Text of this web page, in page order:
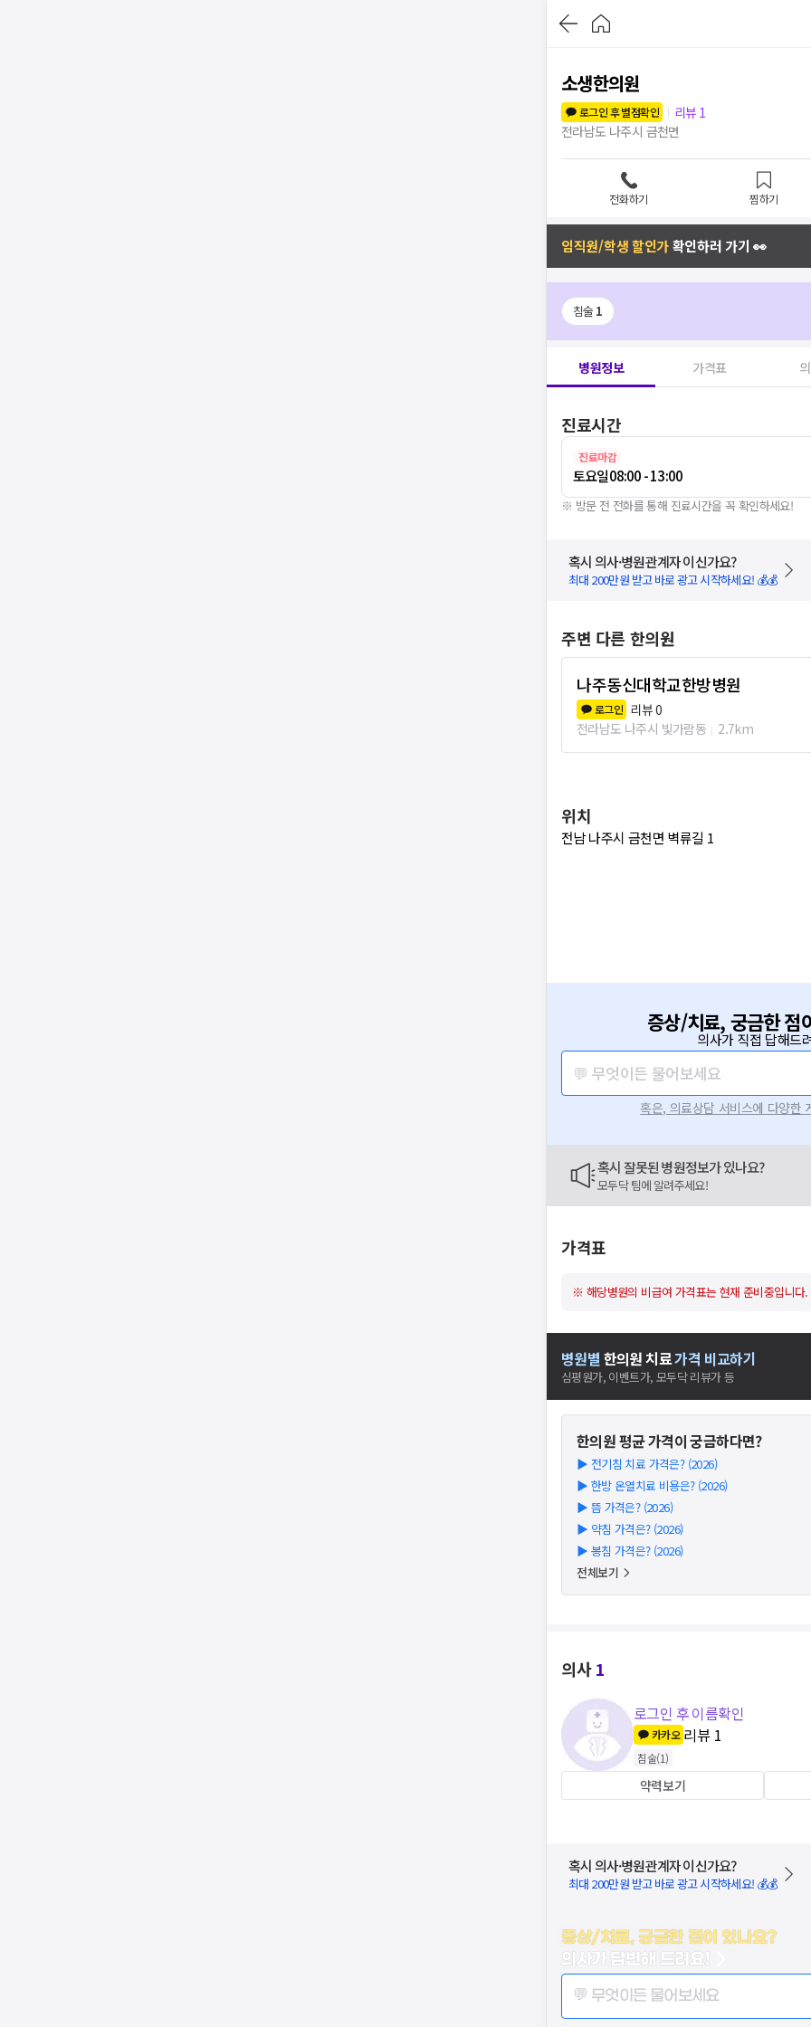
소생한의원
로그인 후 별점확인
리뷰 1
전라남도 나주시 금천면
전화하기 찜하기
임직원/학생 할인가확인하러 가기 👀
침술 1
병원정보 가격표
진료시간
진료마감
토요일08:00 - 13:00
※ 방문 전 전화를 통해 진료시간을 꼭 확인하세요!
혹시 의사·병원관계자 이신가요?
최대 200만원 받고 바로 광고 시작하세요! 💰💰
주변 다른 한의원
나주동신대학교한방병원
로그인 리뷰0
전라남도 나주시 빛가람동
2.7km
위치
전남 나주시 금천면 벽류길 1
증상/치료, 궁금한 점
의사가 직접 답해드
💬 무엇이든 물어보세요
혹은, 의료상담 서비스에 다양한
혹시 잘못된 병원정보가 있나요?
모두닥 팀에 알려주세요!
가격표
※ 해당병원의 비급여 가격표는 현재 준비중입니다.
병원별 한의원치료가격 비교하기
심평원가, 이벤트가, 모두닥 리뷰가 등
한의원평균 가격이 궁금하다면?
▶ 전기침 치료 가격은? (2026)
▶ 한방 온열치료 비용은? (2026)
▶ 뜸 가격은? (2026)
▶ 약침 가격은? (2026)
▶ 봉침 가격은? (2026)
전체보기
의사1
로그인 후 이름확인
카카오 리뷰 1
침술(1)
약력보기
혹시 의사·병원관계자 이신가요?
최대 200만원 받고 바로 광고 시작하세요! 💰💰
증상/치료, 궁금한 점이 있나요?
의사가 답변해 드려요!
💬 무엇이든 물어보세요